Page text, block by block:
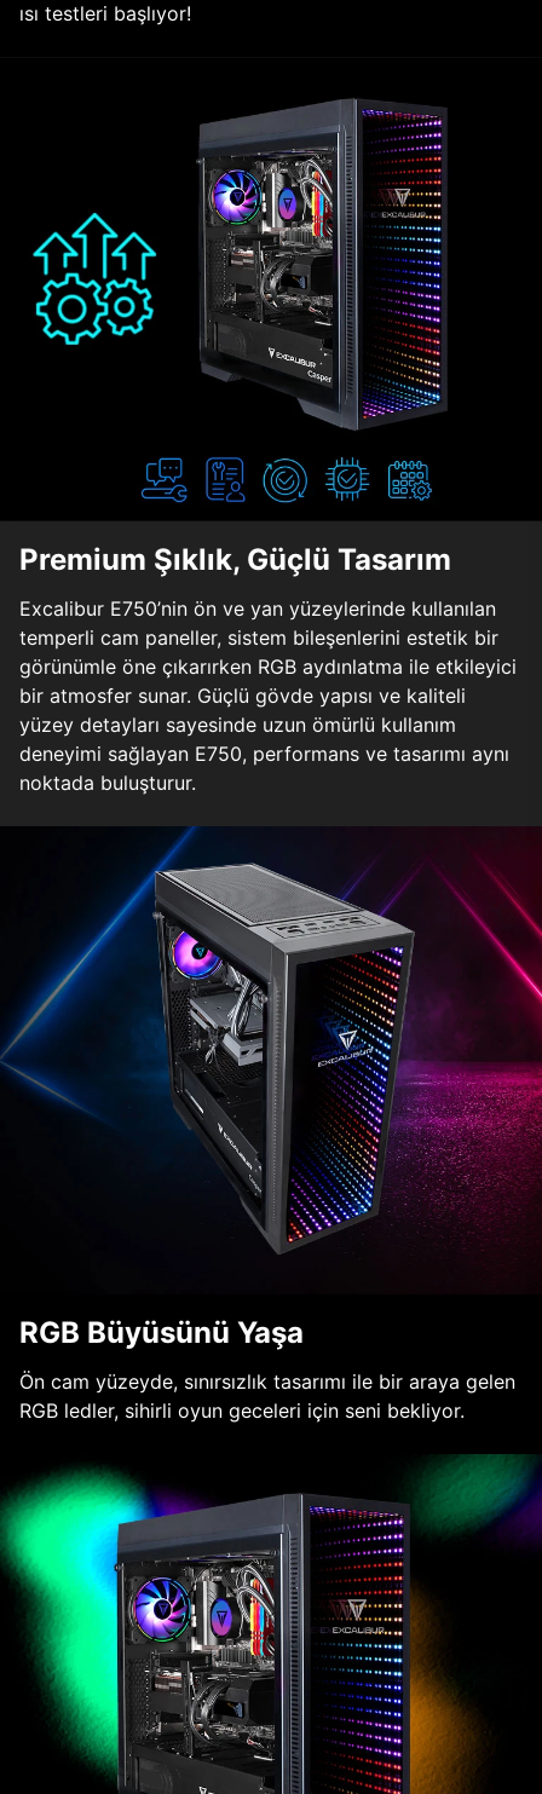
ısı testleri başlıyor!
Premium Şıklık, Güçlü Tasarım
Excalibur E750’nin ön ve yan yüzeylerinde kullanılan
temperli cam paneller, sistem bileşenlerini estetik bir
görünümle öne çıkarırken RGB aydınlatma ile etkileyici
bir atmosfer sunar. Güçlü gövde yapısı ve kaliteli
yüzey detayları sayesinde uzun ömürlü kullanım
deneyimi sağlayan E750, performans ve tasarımı aynı
noktada buluşturur.
RGB Büyüsünü Yaşa
Ön cam yüzeyde, sınırsızlık tasarımı ile bir araya gelen
RGB ledler, sihirli oyun geceleri için seni bekliyor.